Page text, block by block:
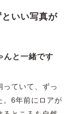
いい写真が
んと一緒です
ていて、ずっ
。6年前にロアが